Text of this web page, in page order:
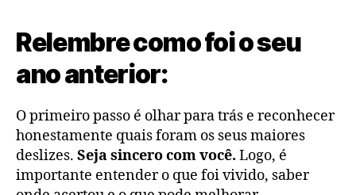
Relembre como foi o seu
ano anterior:
O primeiro passo é olhar para trás e reconhecer
honestamente quais foram os seus maiores
deslizes. Seja sincero com você. Logo, é
importante entender o que foi vivido, saber